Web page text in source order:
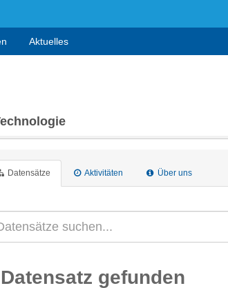
Aktuelles
Datensätze Aktivitäten Über uns
gefunden